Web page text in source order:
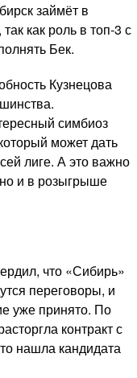
займёт в
как роль в топ-3 с
Бек.
Кузнецова
симбиоз
может дать
лиге. А это важно
и в розыгрыше
что «Сибирь»
переговоры, и
уже принято. По
контракт с
нашла кандидата